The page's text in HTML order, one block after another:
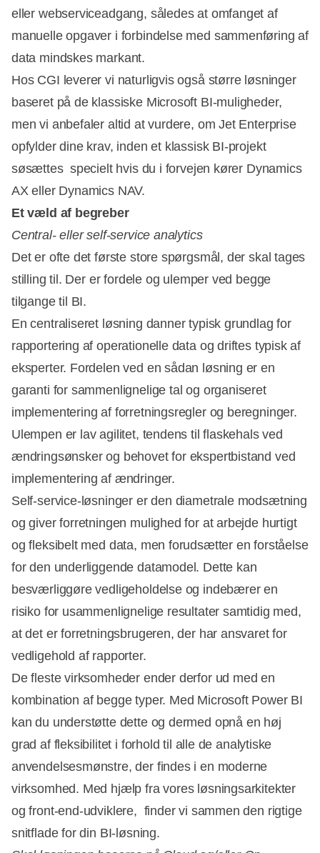
eller webserviceadgang, således at omfanget af
manuelle opgaver i forbindelse med sammenføring af
data mindskes markant.
Hos CGI leverer vi naturligvis også større løsninger
baseret på de klassiske Microsoft BI-muligheder,
men vi anbefaler altid at vurdere, om Jet Enterprise
opfylder dine krav, inden et klassisk BI-projekt
søsættes  specielt hvis du i forvejen kører Dynamics
AX eller Dynamics NAV.
Et væld af begreber
Central- eller self-service analytics
Det er ofte det første store spørgsmål, der skal tages
stilling til. Der er fordele og ulemper ved begge
tilgange til BI.
En centraliseret løsning danner typisk grundlag for
rapportering af operationelle data og driftes typisk af
eksperter. Fordelen ved en sådan løsning er en
garanti for sammenlignelige tal og organiseret
implementering af forretningsregler og beregninger.
Ulempen er lav agilitet, tendens til flaskehals ved
ændringsønsker og behovet for ekspertbistand ved
implementering af ændringer.
Self-service-løsninger er den diametrale modsætning
og giver forretningen mulighed for at arbejde hurtigt
og fleksibelt med data, men forudsætter en forståelse
for den underliggende datamodel. Dette kan
besværliggøre vedligeholdelse og indebærer en
risiko for usammenlignelige resultater samtidig med,
at det er forretningsbrugeren, der har ansvaret for
vedligehold af rapporter.
De fleste virksomheder ender derfor ud med en
kombination af begge typer. Med Microsoft Power BI
kan du understøtte dette og dermed opnå en høj
grad af fleksibilitet i forhold til alle de analytiske
anvendelsesmønstre, der findes i en moderne
virksomhed. Med hjælp fra vores løsningsarkitekter
og front-end-udviklere, finder vi sammen den rigtige
snitflade for din BI-løsning.